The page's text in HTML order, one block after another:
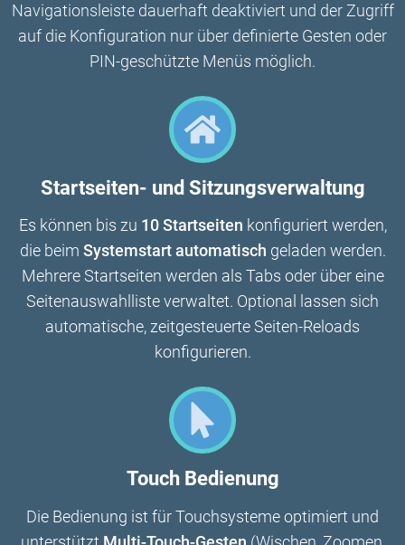
Navigationsleiste dauerhaft deaktiviert und der Zugriff
auf die Konfiguration nur über definierte Gesten oder
PIN-geschützte Menüs möglich.
Startseiten- und Sitzungsverwaltung
Es können bis zu 10 Startseiten konfiguriert werden,
die beim Systemstart automatisch geladen werden.
Mehrere Startseiten werden als Tabs oder über eine
Seitenauswahlliste verwaltet. Optional lassen sich
automatische, zeitgesteuerte Seiten-Reloads
konfigurieren.
Touch Bedienung
Die Bedienung ist für Touchsysteme optimiert und